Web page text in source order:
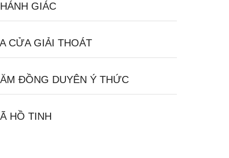
GIÁC
CỬA GIẢI THOÁT
ĐỒNG DUYÊN Ý THỨC
HỒ TINH